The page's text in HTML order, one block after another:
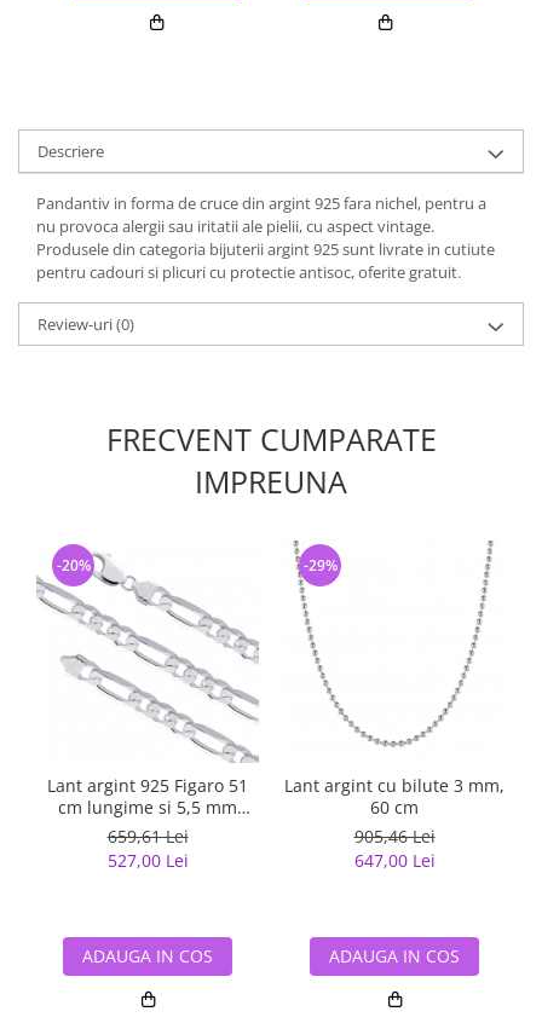
Descriere
Pandantiv in forma de cruce din argint 925 fara nichel, pentru a
nu provoca alergii sau iritatii ale pielii, cu aspect vintage.
Produsele din categoria bijuterii argint 925 sunt livrate in cutiute
pentru cadouri si plicuri cu protectie antisoc, oferite gratuit.
Review-uri(0)
FRECVENT CUMPARATE
IMPREUNA
Lant argint 925 Figaro 51
cm lungime si 5,5 mm
latime, Classical You
LSX0202
659,61 Lei
527,00 Lei
-20%
ADAUGA IN COS
Lant argint cu bilute 3 mm,
60 cm
905,46 Lei
647,00 Lei
-29%
ADAUGA IN COS